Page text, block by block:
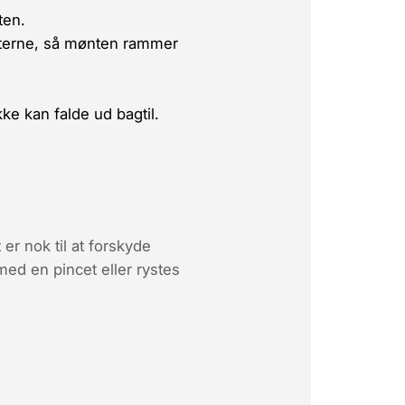
så mønten rammer
kan falde ud bagtil.
nok til at forskyde
en pincet eller rystes